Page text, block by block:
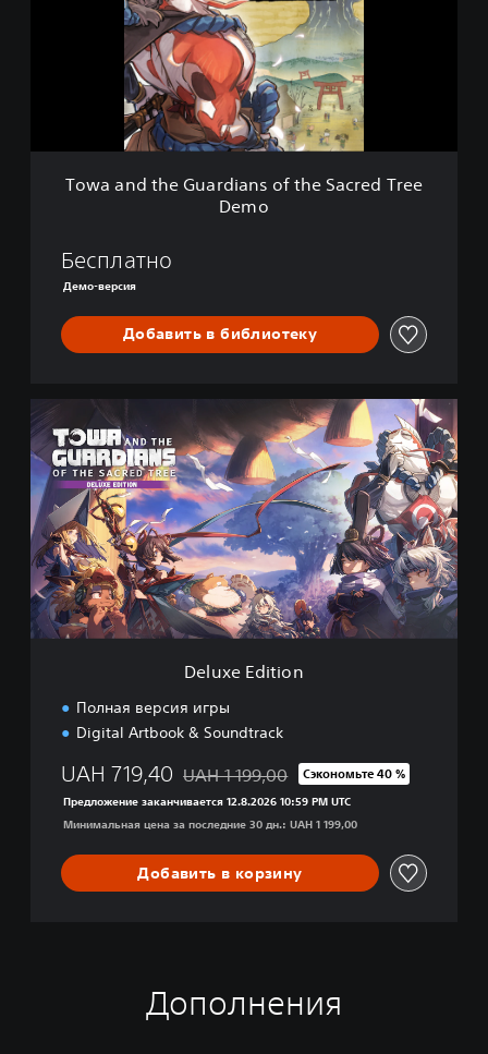
u
e
S
a
c
e
d
T
r
e
e
D
Towa and the Guardians of the Sacred Tree
Demo
Бесплатно
Демо-версия
Добавить в библиотеку
D
e
l
u
x
e
E
d
t
o
Deluxe Edition
Полная версия игры
Digital Artbook & Soundtrack
UAH 719,40 Скидка с исходной цены UAH 1 199,00
UAH 1 199,00 Сэкономьте 40 %
Предложение заканчивается 12.8.2026 10:59 PM UTC
Минимальная цена за последние 30 дн.: UAH 1 199,00
Добавить в корзину
Дополнения